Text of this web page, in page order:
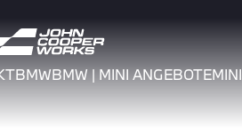
BMWBMW | MINI ANGEBOTEMINI